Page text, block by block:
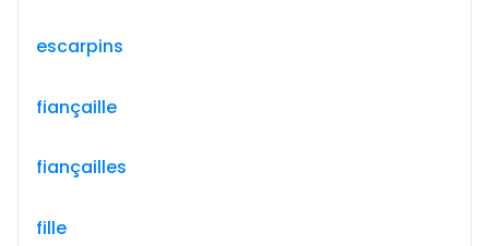
escarpins
fiançaille
fiançailles
fille